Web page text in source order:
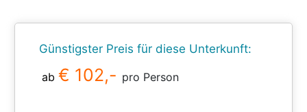
Günstigster Preis für diese Unterkunft:
ab € 102,- pro Person